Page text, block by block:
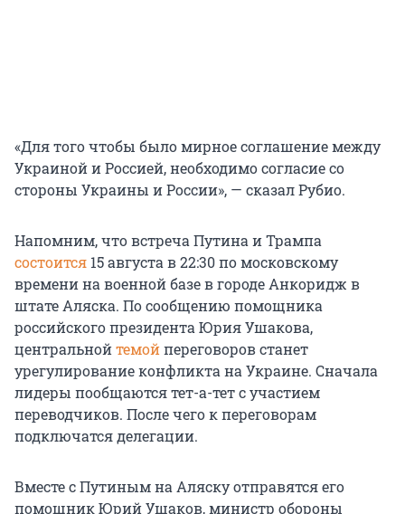
«Для того чтобы было мирное соглашение между
Украиной и Россией, необходимо согласие со
стороны Украины и России», — сказал Рубио.
Напомним, что встреча Путина и Трампа
состоится 15 августа в 22:30 по московскому
времени на военной базе в городе Анкоридж в
штате Аляска. По сообщению помощника
российского президента Юрия Ушакова,
центральнойтемойпереговоров станет
урегулирование конфликта на Украине. Сначала
лидеры пообщаются тет-а-тет с участием
переводчиков. После чего к переговорам
подключатся делегации.
Вместе с Путиным на Аляску отправятся его
помощник Юрий Ушаков, министр обороны